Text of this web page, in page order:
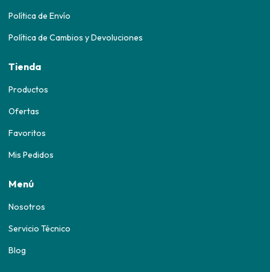
Política de Envío
Política de Cambios y Devoluciones
Tienda
Productos
Ofertas
Favoritos
Mis Pedidos
Menú
Nosotros
Servicio Técnico
Blog